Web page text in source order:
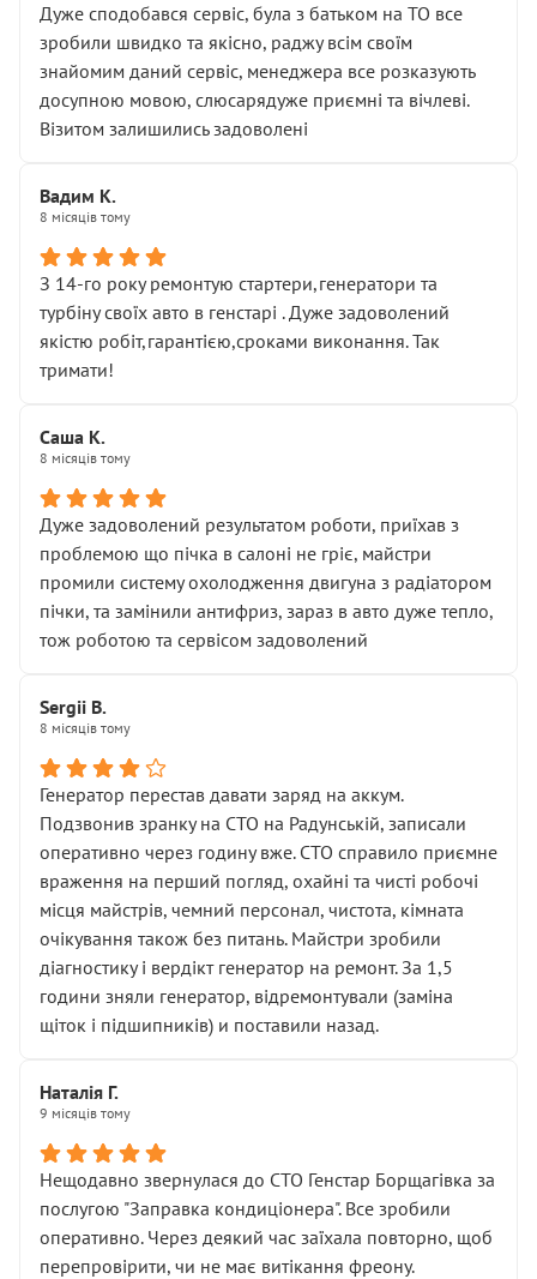
Дуже сподобався сервіс, була з батьком на ТО все
зробили швидко та якісно, раджу всім своїм
знайомим даний сервіс, менеджера все розказують
досупною мовою, слюсарядуже приємні та вічлеві.
Візитом залишились задоволені
Вадим К.
8 місяців тому
З 14-го року ремонтую стартери,генератори та
турбіну своїх авто в генстарі . Дуже задоволений
якістю робіт,гарантією,сроками виконання. Так
тримати!
Саша К.
8 місяців тому
Дуже задоволений результатом роботи, приїхав з
проблемою що пічка в салоні не гріє, майстри
промили систему охолодження двигуна з радіатором
пічки, та замінили антифриз, зараз в авто дуже тепло,
тож роботою та сервісом задоволений
Sergii B.
8 місяців тому
Генератор перестав давати заряд на аккум.
Подзвонив зранку на СТО на Радунській, записали
оперативно через годину вже. СТО справило приємне
враження на перший погляд, охайні та чисті робочі
місця майстрів, чемний персонал, чистота, кімната
очікування також без питань. Майстри зробили
діагностику і вердікт генератор на ремонт. За 1,5
години зняли генератор, відремонтували (заміна
щіток і підшипників) и поставили назад.
Наталія Г.
9 місяців тому
Нещодавно звернулася до СТО Генстар Борщагівка за
послугою "Заправка кондиціонера". Все зробили
оперативно. Через деякий час заїхала повторно, щоб
перепровірити, чи не має витікання фреону.